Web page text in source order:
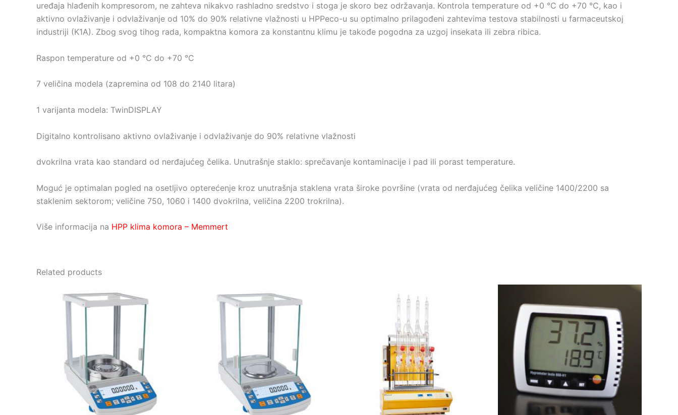
uređaja hlađenih kompresorom, ne zahteva nikakvo rashladno sredstvo i stoga je skoro bez održavanja. Kontrola temperature od +0 °C do +70 °C, kao i
aktivno ovlaživanje i odvlaživanje od 10% do 90% relativne vlažnosti u HPPeco-u su optimalno prilagođeni zahtevima testova stabilnosti u farmaceutskoj
industriji (K1A). Zbog svog tihog rada, kompaktna komora za konstantnu klimu je takođe pogodna za uzgoj insekata ili zebra ribica.
Raspon temperature od +0 °C do +70 °C
7 veličina modela (zapremina od 108 do 2140 litara)
1 varijanta modela: TwinDISPLAY
Digitalno kontrolisano aktivno ovlaživanje i odvlaživanje do 90% relativne vlažnosti
dvokrilna vrata kao standard od nerđajućeg čelika. Unutrašnje staklo: sprečavanje kontaminacije i pad ili porast temperature.
Moguć je optimalan pogled na osetljivo opterećenje kroz unutrašnja staklena vrata široke površine (vrata od nerđajućeg čelika veličine 1400/2200 sa
staklenim sektorom; veličine 750, 1060 i 1400 dvokrilna, veličina 2200 trokrilna).
Više informacija na HPP klima komora – Memmert
Related products